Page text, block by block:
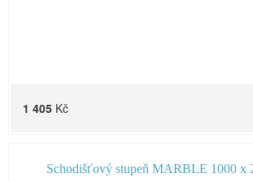
1 405 Kč
Schodišťový stupeň MARBLE 1000 x